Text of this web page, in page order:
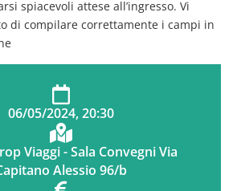
spiacevoli attese all’ingresso. Vi
di compilare correttamente i campi in
06/05/2024, 20:30
Viaggi - Sala Convegni Via
Alessio 96/b